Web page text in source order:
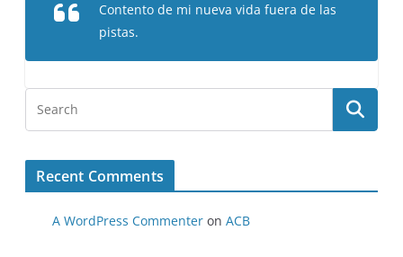
Contento de mi nueva vida fuera de las
pistas.
Recent Comments
A WordPress Commenter onACB